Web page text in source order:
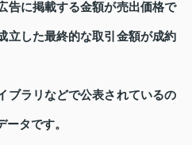
告に掲載する金額が売出価格で
立した最終的な取引金額が成約
ブラリなどで公表されているの
タです。